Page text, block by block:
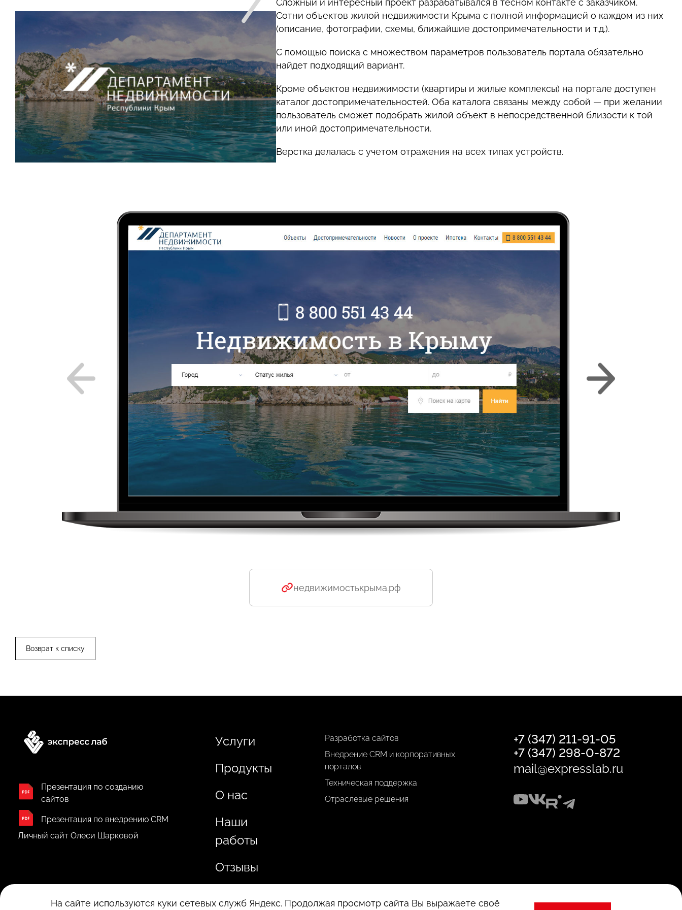
Сложный и интересный проект разрабатывался в тесном контакте с заказчиком.
Сотни объектов жилой недвижимости Крыма с полной информацией о каждом из них
(описание, фотографии, схемы, ближайшие достопримечательности и т.д.).
С помощью поиска с множеством параметров пользователь портала обязательно
найдет подходящий вариант.
Кроме объектов недвижимости (квартиры и жилые комплексы) на портале доступен
каталог достопримечательностей. Оба каталога связаны между собой — при желании
пользователь сможет подобрать жилой объект в непосредственной близости к той
или иной достопримечательности.
Верстка делалась с учетом отражения на всех типах устройств.
недвижимостькрыма.рф
Возврат к списку
Презентация по созданию
сайтов
Презентация по внедрению CRM
Личный сайт Олеси Шарковой
Услуги
Продукты
О нас
Наши
работы
Отзывы
Разработка сайтов
Внедрение CRM и корпоративных
порталов
Техническая поддержка
Отраслевые решения
+7 (347) 211-91-05
+7 (347) 298-0-872
mail@expresslab.ru
обработки персональных данных
На сайте используются куки сетевых служб Яндекс. Продолжая просмотр сайта Вы выражаете своё